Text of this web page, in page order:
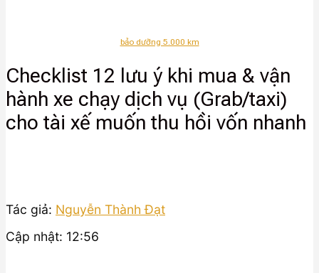
bảo dưỡng 5.000 km
Checklist 12 lưu ý khi mua & vận
hành xe chạy dịch vụ (Grab/taxi)
cho tài xế muốn thu hồi vốn nhanh
Tác giả: Nguyễn Thành Đạt
Cập nhật: 12:56